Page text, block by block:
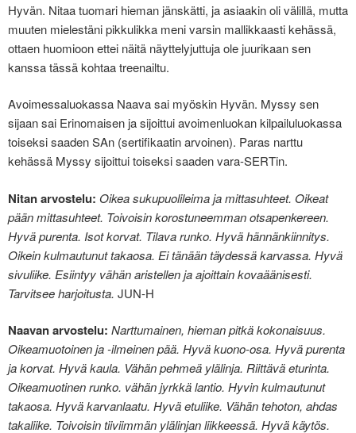
Hyvän. Nitaa tuomari hieman jänskätti, ja asiaakin oli välillä, mutta
muuten mielestäni pikkulikka meni varsin mallikkaasti kehässä,
ottaen huomioon ettei näitä näyttelyjuttuja ole juurikaan sen
kanssa tässä kohtaa treenailtu.
Avoimessaluokassa Naava sai myöskin Hyvän. Myssy sen
sijaan sai Erinomaisen ja sijoittui avoimenluokan kilpailuluokassa
toiseksi saaden SAn (sertifikaatin arvoinen). Paras narttu
kehässä Myssy sijoittui toiseksi saaden vara-SERTin.
Nitan arvostelu: Oikea sukupuolileima ja mittasuhteet. Oikeat
pään mittasuhteet. Toivoisin korostuneemman otsapenkereen.
Hyvä purenta. Isot korvat. Tilava runko. Hyvä hännänkiinnitys.
Oikein kulmautunut takaosa. Ei tänään täydessä karvassa. Hyvä
sivuliike. Esiintyy vähän aristellen ja ajoittain kovaäänisesti.
Tarvitsee harjoitusta. JUN-H
Naavan arvostelu: Narttumainen, hieman pitkä kokonaisuus.
Oikeamuotoinen ja -ilmeinen pää. Hyvä kuono-osa. Hyvä purenta
ja korvat. Hyvä kaula. Vähän pehmeä ylälinja. Riittävä eturinta.
Oikeamuotinen runko. vähän jyrkkä lantio. Hyvin kulmautunut
takaosa. Hyvä karvanlaatu. Hyvä etuliike. Vähän tehoton, ahdas
takaliike. Toivoisin tiiviimmän ylälinjan liikkeessä. Hyvä käytös.